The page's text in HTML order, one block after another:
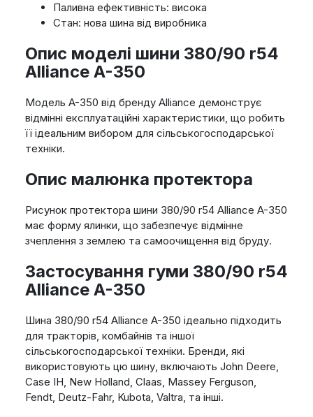
Паливна ефективність: висока
Стан: нова шина від виробника
Опис моделі шини 380/90 r54
Alliance A-350
Модель A-350 від бренду Alliance демонструє
відмінні експлуатаційні характеристики, що робить
її ідеальним вибором для сільськогосподарської
техніки.
Опис малюнка протектора
Рисунок протектора шини 380/90 r54 Alliance A-350
має форму ялинки, що забезпечує відмінне
зчеплення з землею та самоочищення від бруду.
Застосування гуми 380/90 r54
Alliance A-350
Шина 380/90 r54 Alliance A-350 ідеально підходить
для тракторів, комбайнів та іншої
сільськогосподарської техніки. Бренди, які
використовують цю шину, включають John Deere,
Case IH, New Holland, Claas, Massey Ferguson,
Fendt, Deutz-Fahr, Kubota, Valtra, та інші.